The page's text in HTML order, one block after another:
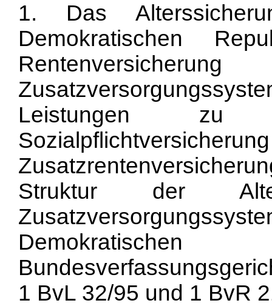
1. Das
Demokratischen
Leistungen
Struktur der
1 BvL 32/95 und 1 BvR